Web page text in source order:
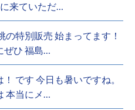
来ていただ…
特別販売 始まってます！
ぜひ 福島…
です 今日も暑いですね。
本当にメ…